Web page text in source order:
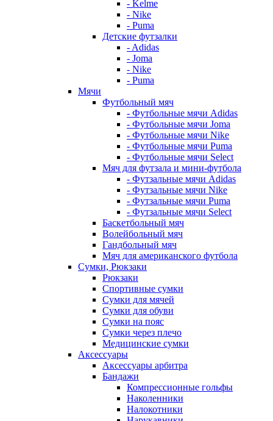
- Kelme
- Nike
- Puma
Детские футзалки
- Adidas
- Joma
- Nike
- Puma
Мячи
Футбольный мяч
- Футбольные мячи Adidas
- Футбольные мячи Joma
- Футбольные мячи Nike
- Футбольные мячи Puma
- Футбольные мячи Select
Мяч для футзала и мини-футбола
- Футзальные мячи Adidas
- Футзальные мячи Nike
- Футзальные мячи Puma
- Футзальные мячи Select
Баскетбольный мяч
Волейбольный мяч
Гандбольный мяч
Мяч для американского футбола
Сумки, Рюкзаки
Рюкзаки
Спортивные сумки
Сумки для мячей
Сумки для обуви
Сумки на пояс
Сумки через плечо
Медицинские сумки
Аксессуары
Аксессуары арбитра
Бандажи
Компрессионные гольфы
Наколенники
Налокотники